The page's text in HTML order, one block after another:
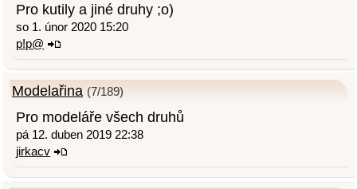
Pro kutily a jiné druhy ;o)
so 1. únor 2020 15:20
p!p@
Modelařina (7/189)
Pro modeláře všech druhů
pá 12. duben 2019 22:38
jirkacv